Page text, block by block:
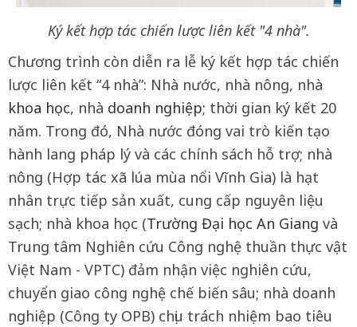
Ký kết hợp tác chiến lược liên kết "4 nhà".
Chương trình còn diễn ra lễ ký kết hợp tác chiến
lược liên kết “4 nhà”: Nhà nước, nhà nông, nhà
khoa học, nhà doanh nghiệp; thời gian ký kết 20
năm. Trong đó, Nhà nước đóng vai trò kiến tạo
hành lang pháp lý và các chính sách hỗ trợ; nhà
nông (Hợp tác xã lúa mùa nổi Vĩnh Gia) là hạt
nhân trực tiếp sản xuất, cung cấp nguyên liệu
sạch; nhà khoa học (Trường Đại học An Giang và
Trung tâm Nghiên cứu Công nghệ thuần thực vật
Việt Nam - VPTC) đảm nhận việc nghiên cứu,
chuyển giao công nghệ chế biến sâu; nhà doanh
nghiệp (Công ty OPB) chịu trách nhiệm bao tiêu